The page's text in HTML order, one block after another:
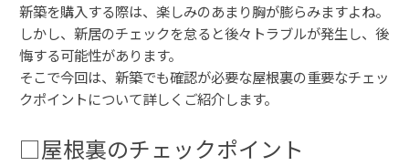
新築を購入する際は、楽しみのあまり胸が膨らみますよね。
しかし、新居のチェックを怠ると後々トラブルが発生し、後
悔する可能性があります。
そこで今回は、新築でも確認が必要な屋根裏の重要なチェッ
クポイントについて詳しくご紹介します。
□屋根裏のチェックポイント